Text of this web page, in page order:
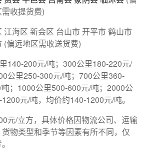
收提货费)
江海区 新会区 台山市 开平市 鹤山市
(偏远地区需收送货费)
140-200元/吨；300公里180-220元/
公里250-300元/吨；700公里360-
；1000公里500-600元/吨；2000公
元/吨，均价约140-1200元/吨。
元/立方，具体价格因物流公司、运输
物类型和季节等因素有所不同，仅